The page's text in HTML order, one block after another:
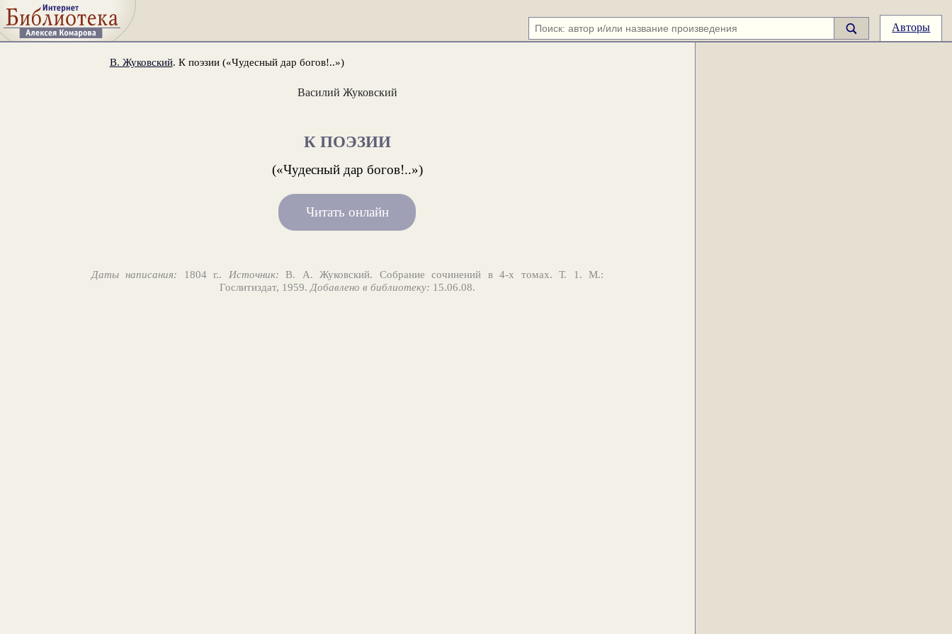
Авторы
В. Жуковский. К поэзии («Чудесный дар богов!..»)
Василий Жуковский
К ПОЭЗИИ
(«Чудесный дар богов!..»)
Читать онлайн
Даты написания: 1804 г.. Источник: В. А. Жуковский. Собрание сочинений в 4-х томах. Т. 1. М.:
Гослитиздат, 1959. Добавлено в библиотеку: 15.06.08.